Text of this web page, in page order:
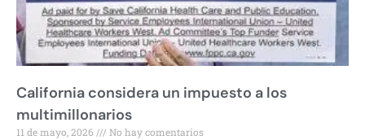
California considera un impuesto a los
multimillonarios
11 de mayo, 2026 No hay comentarios